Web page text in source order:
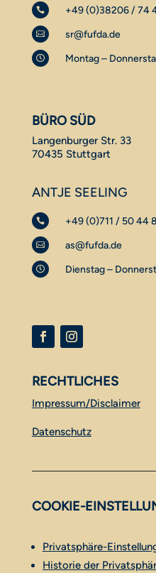
 +49 (0)38206 / 74
 sr@fufda.de
 Montag –
BÜRO SÜD
Langenburger Str. 33
70435 Stuttgart
ANTJE SEELING
 +49 (0)711 / 50 44
 as@fufda.de
 Dienstag –
RECHTLICHES
Impressum/Disclaimer
Datenschutz
COOKIE-
Privatsphäre-
Historie der